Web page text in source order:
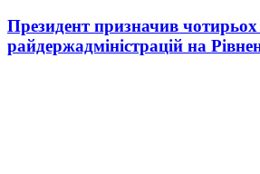
Президент призначив чотирьох
райдержадміністрацій на